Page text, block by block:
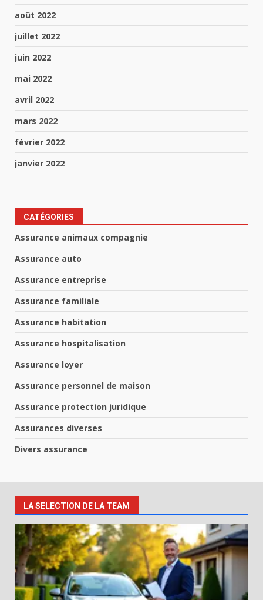
août 2022
juillet 2022
juin 2022
mai 2022
avril 2022
mars 2022
février 2022
janvier 2022
CATÉGORIES
Assurance animaux compagnie
Assurance auto
Assurance entreprise
Assurance familiale
Assurance habitation
Assurance hospitalisation
Assurance loyer
Assurance personnel de maison
Assurance protection juridique
Assurances diverses
Divers assurance
LA SELECTION DE LA TEAM